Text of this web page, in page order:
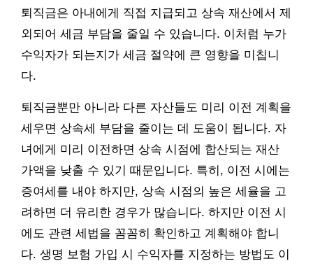
퇴직금은 아내에게 직접 지급되고 상속 재산에서 제
외되어 세금 부담을 줄일 수 있습니다. 이처럼 누가
수익자가 되는지가 세금 절약에 큰 영향을 미칩니
다.
퇴직금뿐만 아니라 다른 자산들도 미리 이전 계획을
세우면 상속세 부담을 줄이는 데 도움이 됩니다. 자
녀에게 미리 이전하면 상속 시점에 합산되는 재산
가액을 낮출 수 있기 때문입니다. 특히, 이전 시에는
증여세를 내야 하지만, 상속 시점의 높은 세율을 고
려하면 더 유리한 경우가 많습니다. 하지만 이전 시
에도 관련 세법을 꼼꼼히 확인하고 계획해야 합니
다. 생명 보험 가입 시 수익자를 지정하는 방법도 이